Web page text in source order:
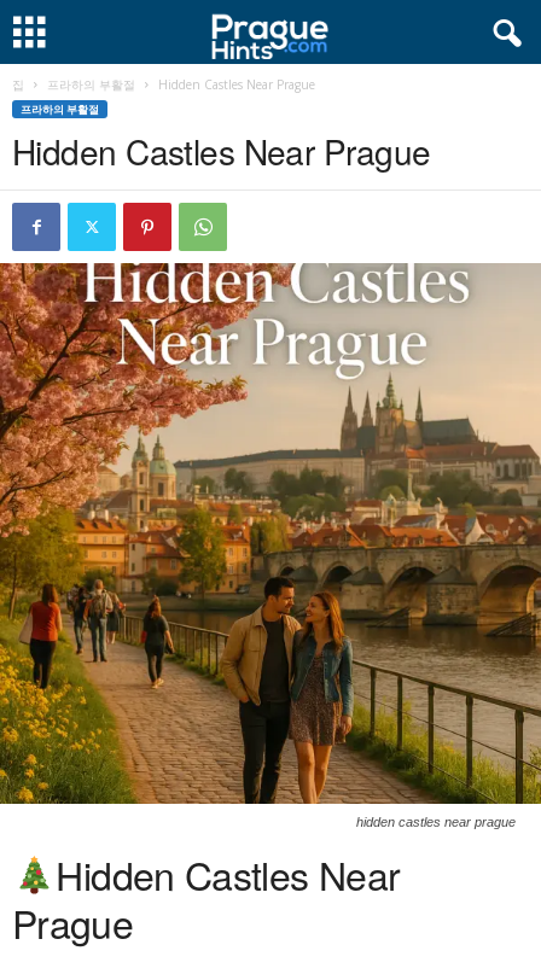
집 프라하의 부활절 Hidden Castles Near Prague
프라하의 부활절
Hidden Castles Near Prague
hidden castles near prague
Hidden Castles Near
Prague